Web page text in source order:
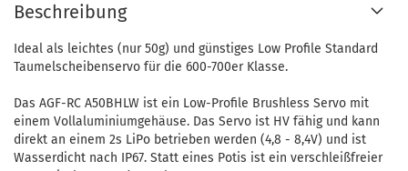
Beschreibung
Ideal als leichtes (nur 50g) und günstiges Low Profile Standard
Taumelscheibenservo für die 600-700er Klasse.
Das AGF-RC A50BHLW ist ein Low-Profile Brushless Servo mit
einem Vollaluminiumgehäuse. Das Servo ist HV fähig und kann
direkt an einem 2s LiPo betrieben werden (4,8 - 8,4V) und ist
Wasserdicht nach IP67. Statt eines Potis ist ein verschleißfreier